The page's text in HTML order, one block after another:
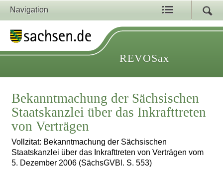
Navigation
REVOSax
Bekanntmachung der Sächsischen
Staatskanzlei über das Inkrafttreten
von Verträgen
Vollzitat: Bekanntmachung der Sächsischen
Staatskanzlei über das Inkrafttreten von Verträgen vom
5. Dezember 2006 (SächsGVBl. S. 553)